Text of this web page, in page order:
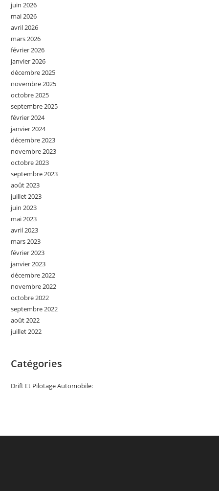
juin 2026
mai 2026
avril 2026
mars 2026
février 2026
janvier 2026
décembre 2025
novembre 2025
octobre 2025
septembre 2025
février 2024
janvier 2024
décembre 2023
novembre 2023
octobre 2023
septembre 2023
août 2023
juillet 2023
juin 2023
mai 2023
avril 2023
mars 2023
février 2023
janvier 2023
décembre 2022
novembre 2022
octobre 2022
septembre 2022
août 2022
juillet 2022
Catégories
Drift Et Pilotage Automobile: